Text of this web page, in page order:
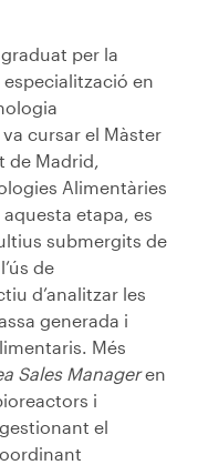
per la
en
cursar el Màster
de Madrid,
Alimentàries
etapa, es
submergits de
de
d’analitzar les
generada i
Més
Sales Manageren
i
el